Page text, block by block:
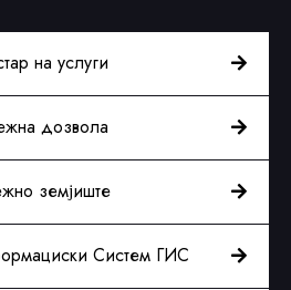
на услуги
дозвола
земјиште
Систем ГИС